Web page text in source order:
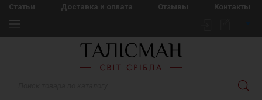
Статьи Доставка и оплата Отзывы Контакты